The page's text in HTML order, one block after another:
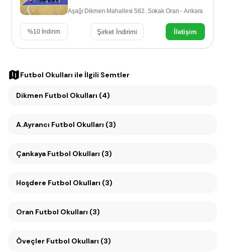
Aşağı Dikmen Mahallesi 582. Sokak Oran - Ankara
%10 İndirim Şirket İndirimi İletişim
Futbol Okulları ile İlgili Semtler
Dikmen Futbol Okulları (4)
A.Ayrancı Futbol Okulları (3)
Çankaya Futbol Okulları (3)
Hoşdere Futbol Okulları (3)
Oran Futbol Okulları (3)
Öveçler Futbol Okulları (3)